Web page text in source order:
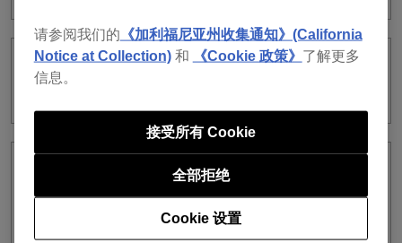
cue 点和节拍位置到我的曲目？
我用一个空库启动了版本6的rekordbox。
我如何从版本5（或更低版本）转换我的
库，并在启动版本6后导入它？
请参阅我们的 《加利福尼亚州收集通知》(California
Notice at Collection)和 《Cookie 政策》 了解更多
信息。
Cookie 设置
全部拒绝
接受所有 Cookie